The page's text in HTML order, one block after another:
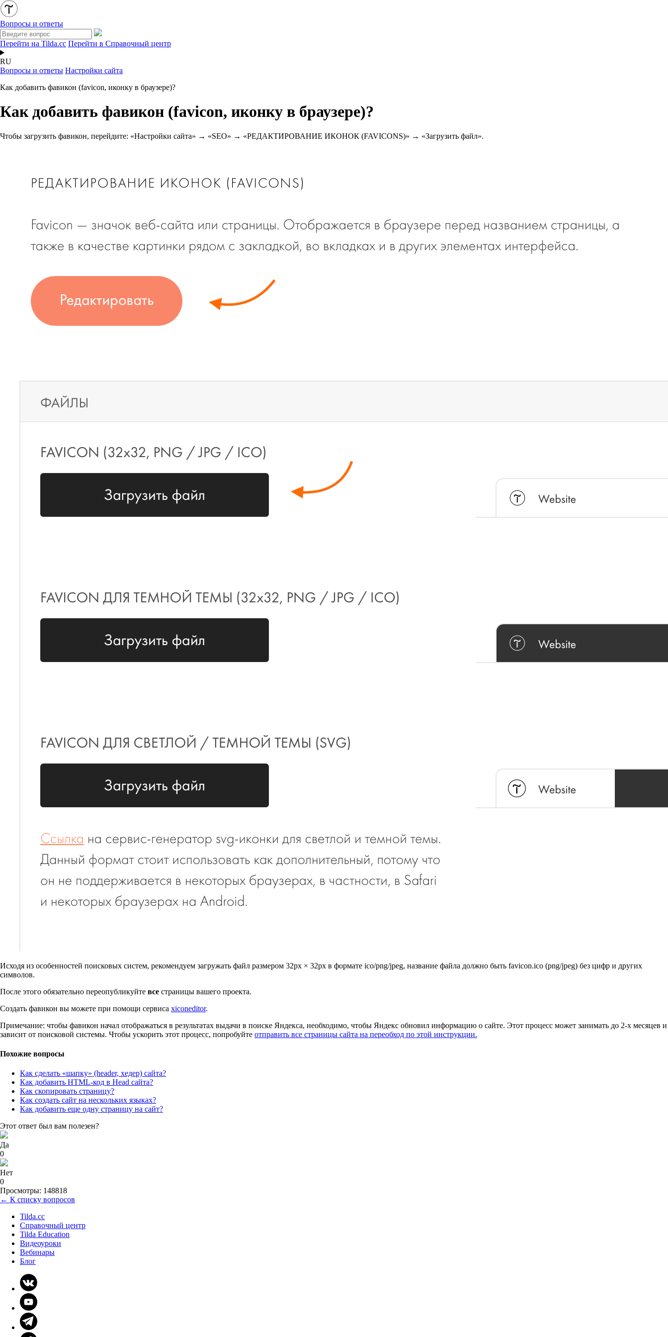
Вопросы и ответы
Перейти на Tilda.cc Перейти в Справочный центр
RU
Вопросы и ответы Настройки сайта
Как добавить фавикон (favicon, иконку в браузере)?
Как добавить фавикон (favicon, иконку в браузере)?
Чтобы загрузить фавикон, перейдите: «Настройки сайта» → «SEO» → «РЕДАКТИРОВАНИЕ ИКОНОК (FAVICONS)» → «Загрузить файл».
Исходя из особенностей поисковых систем, рекомендуем загружать файл размером 32px × 32px в формате ico/png/jpeg, название файла должно быть favicon.ico (png/jpeg) без цифр и других
символов.
После этого обязательно переопубликуйте все страницы вашего проекта.
Создать фавикон вы можете при помощи сервиса xiconeditor.
Примечание: чтобы фавикон начал отображаться в результатах выдачи в поиске Яндекса, необходимо, чтобы Яндекс обновил информацию о сайте. Этот процесс может занимать до 2-х месяцев и
зависит от поисковой системы. Чтобы ускорить этот процесс, попробуйте отправить все страницы сайта на переобход по этой инструкции.
Похожие вопросы
Как сделать «шапку» (header, хедер) сайта?
Как добавить HTML-код в Head сайта?
Как скопировать страницу?
Как создать сайт на нескольких языках?
Как добавить еще одну страницу на сайт?
Этот ответ был вам полезен?
Да
0
Нет
0
Просмотры: 148818
← К списку вопросов
Tilda.cc
Справочный центр
Tilda Education
Видеоуроки
Вебинары
Блог